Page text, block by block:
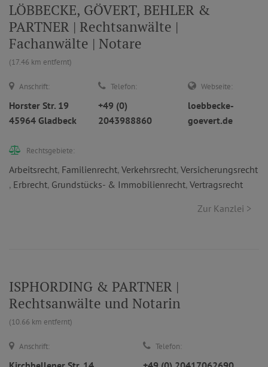
LÖBBECKE, GÖVERT, BEHLER &
PARTNER | Rechtsanwälte |
Fachanwälte | Notare
(17.46 km entfernt)
Anschrift:
Horster Str. 19
45964 Gladbeck
Telefon:
+49 (0)
2043988860
Webseite:
loebbecke-
goevert.de
Rechtsgebiete:
Arbeitsrecht, Familienrecht, Verkehrsrecht, Versicherungsrecht
, Erbrecht, Grundstücks- & Immobilienrecht, Vertragsrecht
Zur Kanzlei >
ISPHORDING & PARTNER |
Rechtsanwälte und Notarin
(10.66 km entfernt)
Anschrift: Telefon: